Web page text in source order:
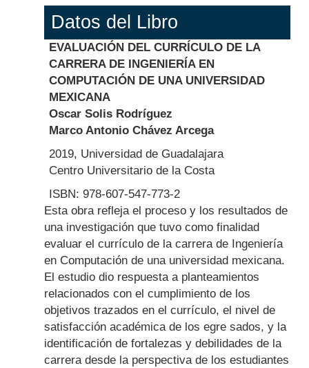
Datos del Libro
EVALUACIÓN DEL CURRÍCULO DE LA
CARRERA DE INGENIERÍA EN
COMPUTACIÓN DE UNA UNIVERSIDAD
MEXICANA
Oscar Solis Rodríguez
Marco Antonio Chávez Arcega
2019, Universidad de Guadalajara
Centro Universitario de la Costa
ISBN: 978-607-547-773-2
Body
Esta obra refleja el proceso y los resultados de
una investigación que tuvo como finalidad
evaluar el currículo de la carrera de Ingeniería
en Computación de una universidad mexicana.
El estudio dio respuesta a planteamientos
relacionados con el cumplimiento de los
objetivos trazados en el currículo, el nivel de
satisfacción académica de los egre sados, y la
identificación de fortalezas y debilidades de la
carrera desde la perspectiva de los estudiantes